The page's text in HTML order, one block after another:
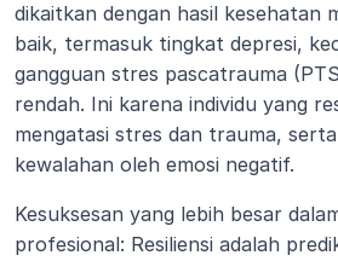
dikaitkan dengan hasil kesehatan
baik, termasuk tingkat depresi,
gangguan stres pascatrauma
rendah. Ini karena individu yang
mengatasi stres dan trauma,
kewalahan oleh emosi negatif.
Kesuksesan yang lebih besar
profesional: Resiliensi adalah